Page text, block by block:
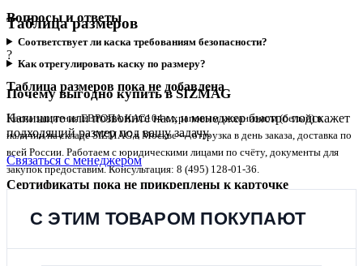
Вопросы и ответы
Соответствует ли каска требованиям безопасности?
Как отрегулировать каску по размеру?
Почему выгодно купить в SIZMAG
Каска защитная ЕВРОПА КАС104 с храповым механизмом (белый) в
наличии на складе SIZMAG в Москве — отгрузка в день заказа, доставка по
всей России. Работаем с юридическими лицами по счёту, документы для
закупок предоставим. Консультация: 8 (495) 128-01-36.
Сертификаты пока не прикреплены к карточке
документы по запросу.
Таблица размеров
?
Таблица размеров пока не добавлена
Напишите или позвоните нам, и менеджер быстро подскажет
подходящий размер под вашу задачу.
Связаться с менеджером
С ЭТИМ ТОВАРОМ ПОКУПАЮТ